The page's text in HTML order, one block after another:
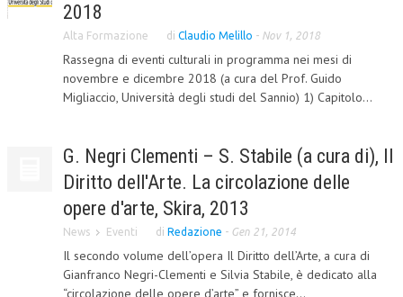
DIREZIONE SCIENTIFICA
CORSI CE.S.E.D.
DIVENTA SOCIO
BROCHURE CE.S.E.D.
LA RIVISTA
LA RIVISTA
COMITATO SCIENTIFICO
2018
Alta Formazione di Claudio Melillo - Nov 1, 2018
Rassegna di eventi culturali in programma nei mesi di
novembre e dicembre 2018 (a cura del Prof. Guido
Migliaccio, Università degli studi del Sannio) 1) Capitolo...
G. Negri Clementi – S. Stabile (a cura di), Il
Diritto dell'Arte. La circolazione delle
opere d'arte, Skira, 2013
News Eventi di Redazione - Gen 21, 2014
Il secondo volume dell’opera Il Diritto dell’Arte, a cura di
Gianfranco Negri-Clementi e Silvia Stabile, è dedicato alla
“circolazione delle opere d’arte” e fornisce...